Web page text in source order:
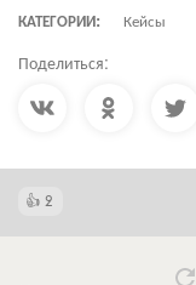
КАТЕГОРИИ: Кейсы
Поделиться:
2